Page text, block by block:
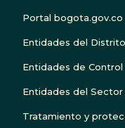
Portal bogota.gov.co
Entidades del Distrito
Entidades de Control
Entidades del
Tratamiento y